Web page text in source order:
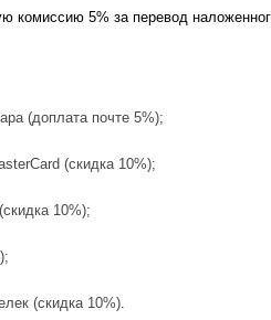
комиссию 5% за перевод
(доплата почте 5%);
(скидка 10%);
10%);
(скидка 10%).